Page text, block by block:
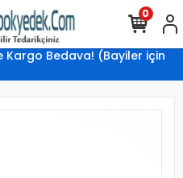
Kargo Bedava! (Bayiler için
0